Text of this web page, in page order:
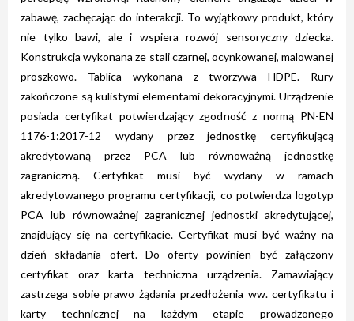
zabawę, zachęcając do interakcji. To wyjątkowy produkt, który
nie tylko bawi, ale i wspiera rozwój sensoryczny dziecka.
Konstrukcja wykonana ze stali czarnej, ocynkowanej, malowanej
proszkowo. Tablica wykonana z tworzywa HDPE. Rury
zakończone są kulistymi elementami dekoracyjnymi. Urządzenie
posiada certyfikat potwierdzający zgodność z normą PN-EN
1176-1:2017-12 wydany przez jednostkę certyfikującą
akredytowaną przez PCA lub równoważną jednostkę
zagraniczną. Certyfikat musi być wydany w ramach
akredytowanego programu certyfikacji, co potwierdza logotyp
PCA lub równoważnej zagranicznej jednostki akredytującej,
znajdujący się na certyfikacie. Certyfikat musi być ważny na
dzień składania ofert. Do oferty powinien być załączony
certyfikat oraz karta techniczna urządzenia. Zamawiający
zastrzega sobie prawo żądania przedłożenia ww. certyfikatu i
karty technicznej na każdym etapie prowadzonego